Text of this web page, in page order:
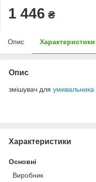
1 446 ₴
Опис Характеристики
Опис
змішувач для умивальника
Характеристики
Основні
Виробник